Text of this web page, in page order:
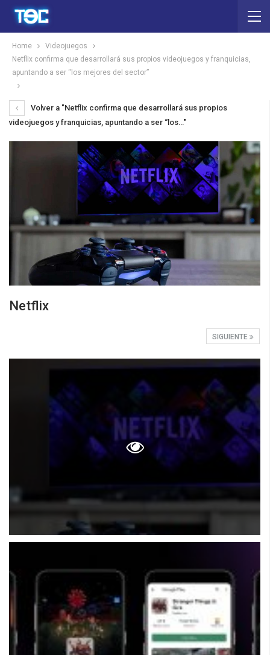
Home
Videojuegos
Netflix confirma que desarrollará sus propios videojuegos y franquicias,
apuntando a ser “los mejores del sector”
Volver a "Netflix confirma que desarrollará sus propios
videojuegos y franquicias, apuntando a ser “los…"
Netflix
SIGUIENTE